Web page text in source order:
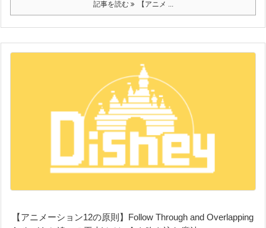
記事を読む 【アニメ ...
【アニメーション12の原則】Follow Through and Overlapping